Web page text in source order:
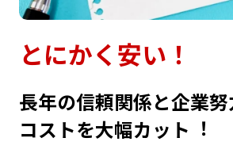
とにかく安い！
⻑年の信頼関係と企業
コストを⼤幅カット︕